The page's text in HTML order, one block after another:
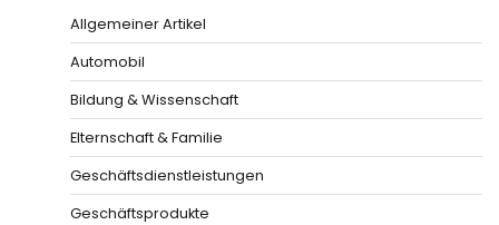
Allgemeiner Artikel
Automobil
Bildung & Wissenschaft
Elternschaft & Familie
Geschäftsdienstleistungen
Geschäftsprodukte